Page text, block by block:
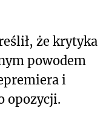
że krytyka
powodem
i
opozycji.